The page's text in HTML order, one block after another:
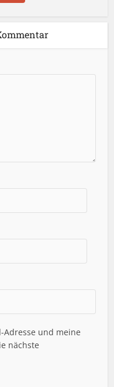
Adresse und meine
nächste